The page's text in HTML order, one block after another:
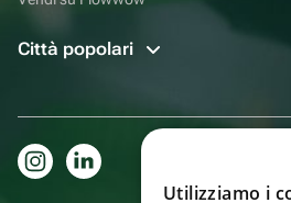
Città popolari
Utilizziamo i